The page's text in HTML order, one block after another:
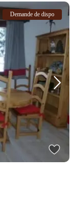
Demande de dispo